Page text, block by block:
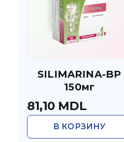
SILIMARINA-BP
150мг
81,10 MDL
В КОРЗИНУ